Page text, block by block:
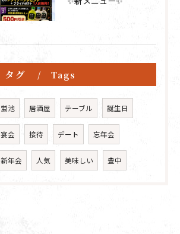
タグ Tags
蛍池 居酒屋 テーブル 誕生日
宴会 接待 デート 忘年会
新年会 人気 美味しい 豊中